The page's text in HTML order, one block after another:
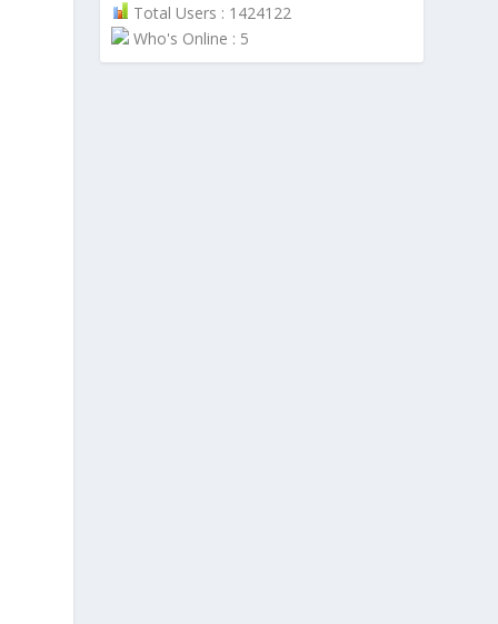
Total Users : 1424122
Who's Online : 5